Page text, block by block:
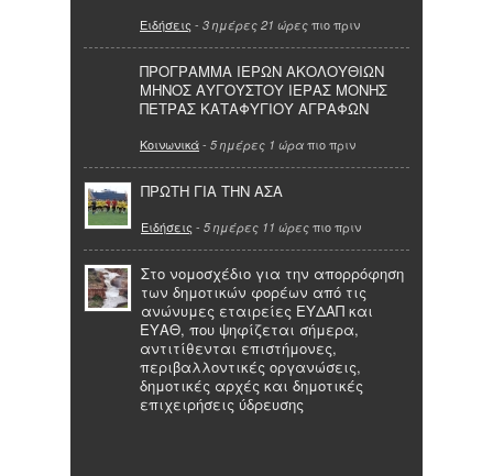
Ειδήσεις - 3 ημέρες 21 ώρες πιο πριν
ΠΡΟΓΡΑΜΜΑ ΙΕΡΩΝ ΑΚΟΛΟΥΘΙΩΝ
ΜΗΝΟΣ ΑΥΓΟΥΣΤΟΥ ΙΕΡΑΣ ΜΟΝΗΣ
ΠΕΤΡΑΣ ΚΑΤΑΦΥΓΙΟΥ ΑΓΡΑΦΩΝ
Κοινωνικά- 5 ημέρες 1 ώρα πιο πριν
ΠΡΩΤΗ ΓΙΑ ΤΗΝ ΑΣΑ
Ειδήσεις - 5 ημέρες 11 ώρες πιο πριν
Στο νομοσχέδιο για την απορρόφηση
των δημοτικών φορέων από τις
ανώνυμες εταιρείες ΕΥΔΑΠ και
ΕΥΑΘ, που ψηφίζεται σήμερα,
αντιτίθενται επιστήμονες,
περιβαλλοντικές οργανώσεις,
δημοτικές αρχές και δημοτικές
επιχειρήσεις ύδρευσης